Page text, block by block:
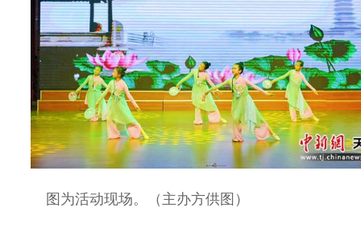
图为活动现场。（主办方供图）